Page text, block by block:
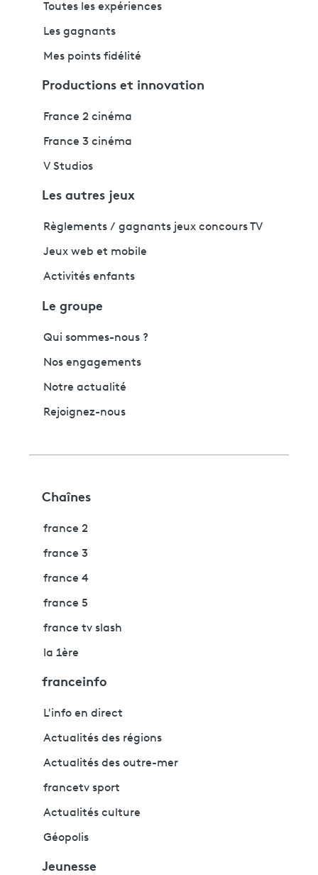
Toutes les expériences
Les gagnants
Mes points fidélité
Productions et innovation
France 2 cinéma
France 3 cinéma
V Studios
Les autres jeux
Règlements / gagnants jeux concours TV
Jeux web et mobile
Activités enfants
Le groupe
Qui sommes-nous ?
Nos engagements
Notre actualité
Rejoignez-nous
Chaînes
france 2
france 3
france 4
france 5
france tv slash
la 1ère
franceinfo
L'info en direct
Actualités des régions
Actualités des outre-mer
francetv sport
Actualités culture
Géopolis
Jeunesse